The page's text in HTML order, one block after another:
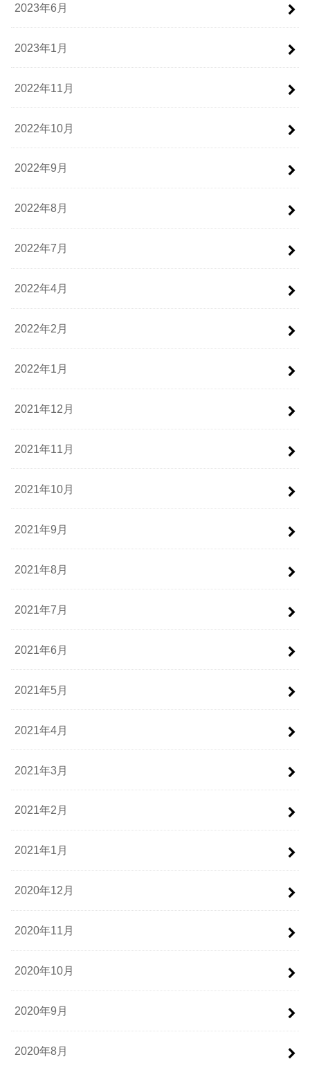
2023年6月
2023年1月
2022年11月
2022年10月
2022年9月
2022年8月
2022年7月
2022年4月
2022年2月
2022年1月
2021年12月
2021年11月
2021年10月
2021年9月
2021年8月
2021年7月
2021年6月
2021年5月
2021年4月
2021年3月
2021年2月
2021年1月
2020年12月
2020年11月
2020年10月
2020年9月
2020年8月